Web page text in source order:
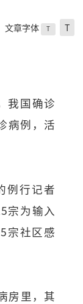
文章字体 T T
我国确诊
病例，活
例行记者
宗为输入
宗社区感
房里，其